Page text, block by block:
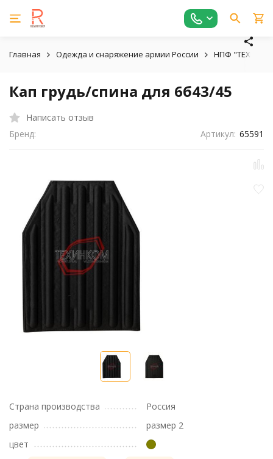
Главная Одежда и снаряжение армии России НПФ
Кап грудь/спина для 6б43/45
Написать отзыв
Бренд:
Артикул: 65591
Страна производства
Россия
размер
размер 2
цвет